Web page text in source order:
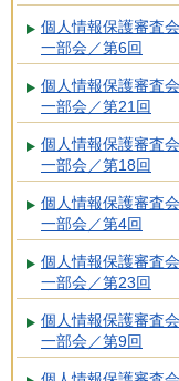
個人情報保護審査
一部会／第6回
個人情報保護審査
一部会／第21回
個人情報保護審査
一部会／第18回
個人情報保護審査
一部会／第4回
個人情報保護審査
一部会／第23回
個人情報保護審査
一部会／第9回